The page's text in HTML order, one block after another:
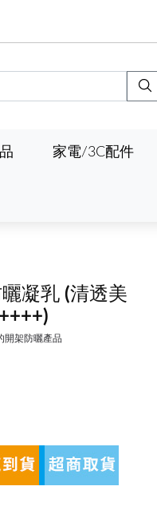
家電/3C配件
凝乳 (清透美
開架防曬產品